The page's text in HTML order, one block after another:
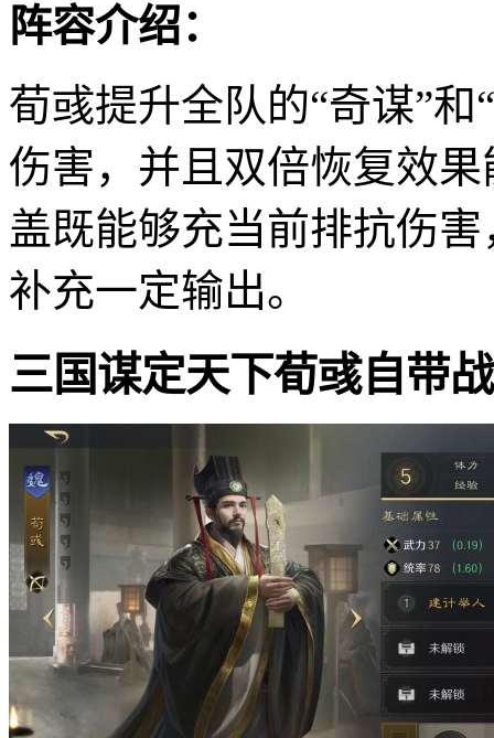
阵容介绍：
荀彧提升全队的“奇谋”
伤害，并且双倍恢复效
盖既能够充当前排抗伤
补充一定输出。
三国谋定天下荀彧自带